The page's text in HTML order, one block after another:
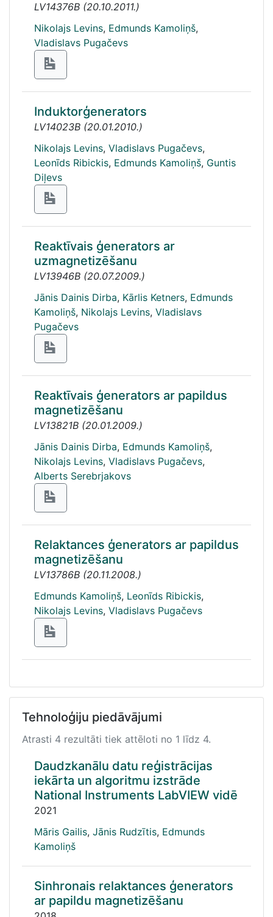
LV14376B (20.10.2011.)
Nikolajs Levins, Edmunds Kamoliņš,
Vladislavs Pugačevs
Induktorģenerators
LV14023B (20.01.2010.)
Nikolajs Levins, Vladislavs Pugačevs,
Leonīds Ribickis, Edmunds Kamoliņš, Guntis
Diļevs
Reaktīvais ģenerators ar
uzmagnetizēšanu
LV13946B (20.07.2009.)
Jānis Dainis Dirba, Kārlis Ketners, Edmunds
Kamoliņš, Nikolajs Levins, Vladislavs
Pugačevs
Reaktīvais ģenerators ar papildus
magnetizēšanu
LV13821B (20.01.2009.)
Jānis Dainis Dirba, Edmunds Kamoliņš,
Nikolajs Levins, Vladislavs Pugačevs,
Alberts Serebrjakovs
Relaktances ģenerators ar papildus
magnetizēšanu
LV13786B (20.11.2008.)
Edmunds Kamoliņš, Leonīds Ribickis,
Nikolajs Levins, Vladislavs Pugačevs
Tehnoloģiju piedāvājumi
Atrasti 4 rezultāti tiek attēloti no 1 līdz 4.
Daudzkanālu datu reģistrācijas
iekārta un algoritmu izstrāde
National Instruments LabVIEW vidē
2021
Māris Gailis, Jānis Rudzītis, Edmunds
Kamoliņš
Sinhronais relaktances ģenerators
ar papildu magnetizēšanu